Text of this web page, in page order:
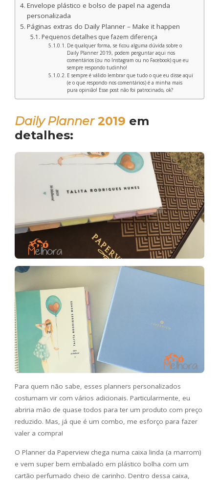
Envelope plástico e bolso de papel na agenda
personalizada
Páginas extras do Daily Planner – Make it happen
Pequenos detalhes que fazem diferença
De qualquer forma, se ficou alguma dúvida sobre o
Daily Planner 2019, podem perguntar aqui nos
comentários (ou no Instagram ou no Facebook) que eu
sempre respondo tudinho!
E sempre é válido lembrar que tudo o que eu disse aqui
(e o que respondo nos comentários) é a minha mais
pura opinião! Esse post não foi patrocinado, ok?
Daily Planner2019 em
detalhes:
Para quem não sabe, esses planners personalizados
costumam vir com vários adicionais. Particularmente, eu
abriria mão de quase todos para ter um produto com preço
reduzido. Mas, já que é um combo, me esforço para fazer
valer a compra!
O Planner da Paperview chega numa caixa linda (a marrom)
e vem super bem embalado em plástico bolha com um
cartão perfumado cheio de carinho. Dentro dessa caixa,